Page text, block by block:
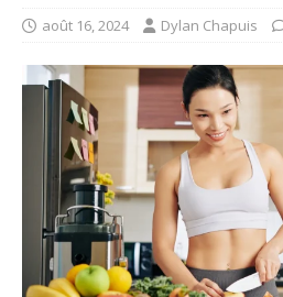
août 16, 2024 Dylan Chapuis